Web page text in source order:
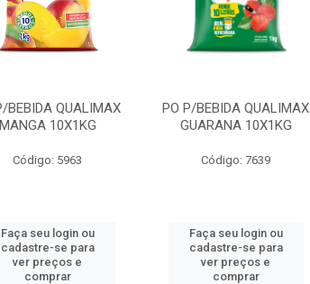
BEBIDA QUALIMAX
10X1KG
Código: 5963
Faça seu login ou
cadastre-se para
ver preços e
comprar
PO P/BEBIDA QUALIMAX
GUARANA 10X1KG
Código: 7639
Faça seu login ou
cadastre-se para
ver preços e
comprar